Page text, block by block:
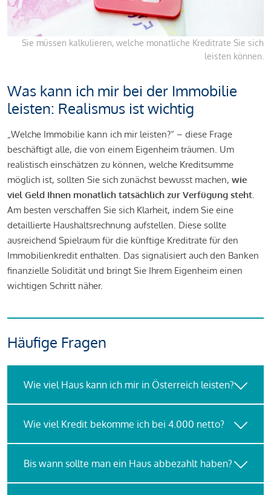
Sie müssen kalkulieren, welche monatliche Kreditrate Sie sich
leisten können.
Was kann ich mir bei der Immobilie
leisten: Realismus ist wichtig
„Welche Immobilie kann ich mir leisten?“ – diese Frage
beschäftigt alle, die von einem Eigenheim träumen. Um
realistisch einschätzen zu können, welche Kreditsumme
möglich ist, sollten Sie sich zunächst bewusst machen, wie
viel Geld Ihnen monatlich tatsächlich zur Verfügung steht.
Am besten verschaffen Sie sich Klarheit, indem Sie eine
detaillierte Haushaltsrechnung aufstellen. Diese sollte
ausreichend Spielraum für die künftige Kreditrate für den
Immobilienkredit enthalten. Das signalisiert auch den Banken
finanzielle Solidität und bringt Sie Ihrem Eigenheim einen
wichtigen Schritt näher.
Häufige Fragen
Wie viel Haus kann ich mir in Österreich leisten?
Wie viel Kredit bekomme ich bei 4.000 netto?
Bis wann sollte man ein Haus abbezahlt haben?